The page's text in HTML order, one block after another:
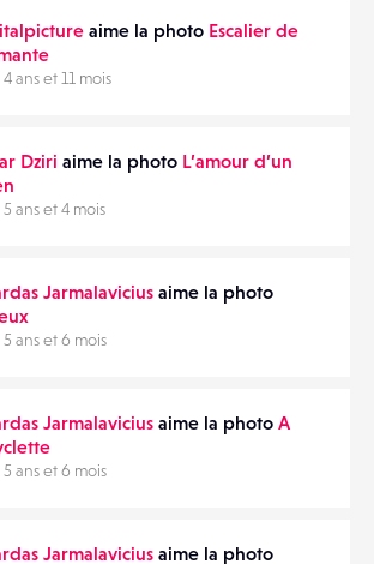
MATÉRIELS
ÉVÉNEMENTS
aime la photo Escalier de
4 ans et 11 mois
Dziri aime la photo L’amour d’un
5 ans et 4 mois
Jarmalavicius aime la photo
5 ans et 6 mois
Jarmalavicius aime la photo A
5 ans et 6 mois
Jarmalavicius aime la photo